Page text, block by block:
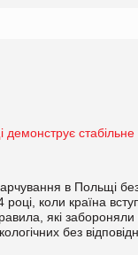
демонструє
в Польщі
році, коли країна
які забороняли
без